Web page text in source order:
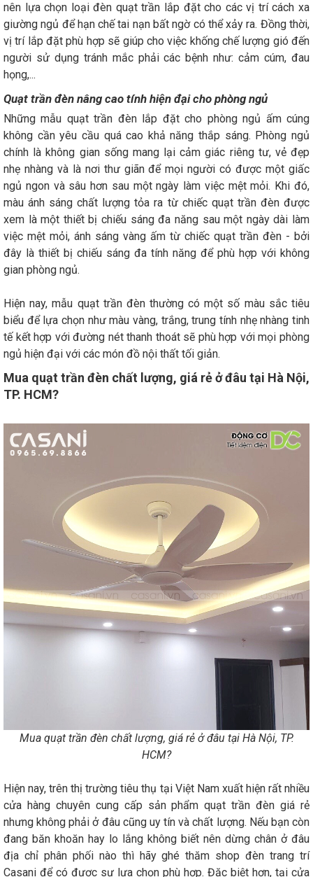
nên lựa chọn loại đèn quạt trần lắp đặt cho các vị trí cách xa
giường ngủ để hạn chế tai nạn bất ngờ có thể xảy ra. Đồng thời,
vị trí lắp đặt phù hợp sẽ giúp cho việc khống chế lượng gió đến
người sử dụng tránh mắc phải các bệnh như: cảm cúm, đau
họng,...
Quạt trần đèn nâng cao tính hiện đại cho phòng ngủ
Những mẫu quạt trần đèn lắp đặt cho phòng ngủ ấm cúng
không cần yêu cầu quá cao khả năng thắp sáng. Phòng ngủ
chính là không gian sống mang lại cảm giác riêng tư, vẻ đẹp
nhẹ nhàng và là nơi thư giãn để mọi người có được một giấc
ngủ ngon và sâu hơn sau một ngày làm việc mệt mỏi. Khi đó,
màu ánh sáng chất lượng tỏa ra từ chiếc quạt trần đèn được
xem là một thiết bị chiếu sáng đa năng sau một ngày dài làm
việc mệt mỏi, ánh sáng vàng ấm từ chiếc quạt trần đèn - bởi
đây là thiết bị chiếu sáng đa tính năng để phù hợp với không
gian phòng ngủ.
Hiện nay, mẫu quạt trần đèn thường có một số màu sắc tiêu
biểu để lựa chọn như màu vàng, trắng, trung tính nhẹ nhàng tinh
tế kết hợp với đường nét thanh thoát sẽ phù hợp với mọi phòng
ngủ hiện đại với các món đồ nội thất tối giản.
Mua quạt trần đèn chất lượng, giá rẻ ở đâu tại Hà Nội,
TP. HCM?
Mua quạt trần đèn chất lượng, giá rẻ ở đâu tại Hà Nội, TP.
HCM?
Hiện nay, trên thị trường tiêu thụ tại Việt Nam xuất hiện rất nhiều
cửa hàng chuyên cung cấp sản phẩm quạt trần đèn giá rẻ
nhưng không phải ở đâu cũng uy tín và chất lượng. Nếu bạn còn
đang băn khoăn hay lo lắng không biết nên dừng chân ở đâu
địa chỉ phân phối nào thì hãy ghé thăm shop đèn trang trí
Casani để có được sự lựa chọn phù hợp. Đặc biệt hơn, tại cửa